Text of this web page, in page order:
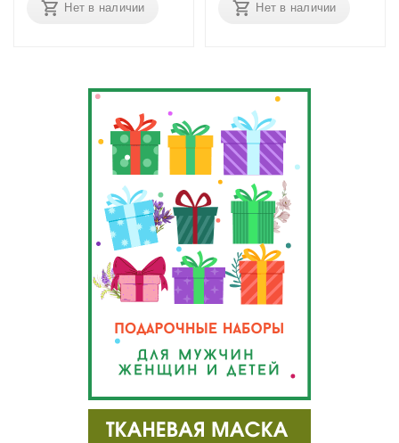
Нет в наличии Нет в наличии